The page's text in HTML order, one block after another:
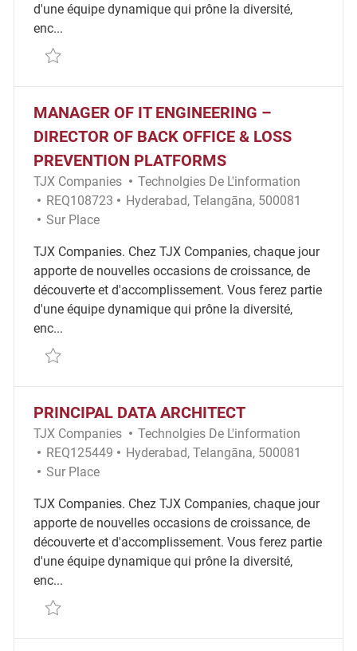
d'une équipe dynamique qui prône la diversité,
enc...
Sauvegarder Manager of IT Engineering – Global
MANAGER OF IT ENGINEERING –
DIRECTOR OF BACK OFFICE & LOSS
PREVENTION PLATFORMS
TJX Companies Catégorie
Technolgies De L'information
ID Requis
REQ108723 Emplacement
Hyderabad, Telangāna, 500081
Remote
Sur Place
TJX Companies. Chez TJX Companies, chaque jour
apporte de nouvelles occasions de croissance, de
découverte et d'accomplissement. Vous ferez partie
d'une équipe dynamique qui prône la diversité,
enc...
Sauvegarder Manager of IT Engineering – Director
PRINCIPAL DATA ARCHITECT
TJX Companies Catégorie
Technolgies De L'information
ID Requis
REQ125449 Emplacement
Hyderabad, Telangāna, 500081
Remote
Sur Place
TJX Companies. Chez TJX Companies, chaque jour
apporte de nouvelles occasions de croissance, de
découverte et d'accomplissement. Vous ferez partie
d'une équipe dynamique qui prône la diversité,
enc...
Sauvegarder Principal Data Architect REQ125449